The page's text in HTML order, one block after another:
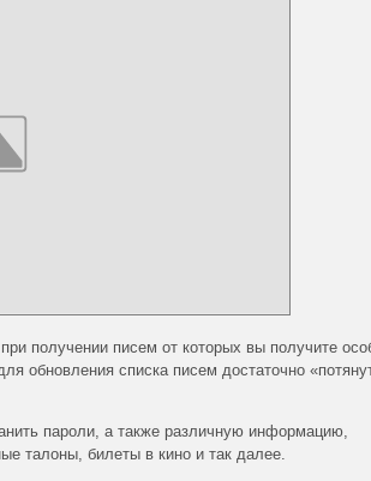
получении писем от которых вы получите
обновления списка писем достаточно
пароли, а также различную информацию,
талоны, билеты в кино и так далее.